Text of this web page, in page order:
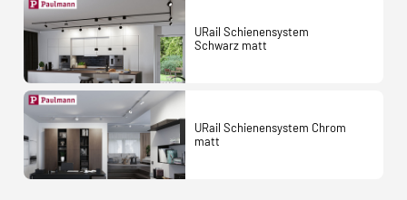
URail Schienensystem
Schwarz matt
URail Schienensystem Chrom
matt